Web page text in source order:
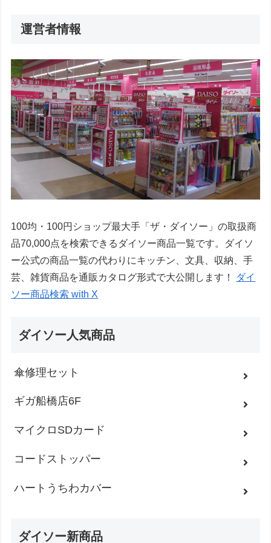
運営者情報
100均・100円ショップ最大手「ザ・ダイソー」の取扱商
品70,000点を検索できるダイソー商品一覧です。ダイソ
ー公式の商品一覧の代わりにキッチン、文具、収納、手
芸、雑貨商品を通販カタログ形式で大公開します！
ダイ
ソー商品検索 with X
ダイソー人気商品
傘修理セット
ギガ船橋店6F
マイクロSDカード
コードストッパー
ハートうちわカバー
ダイソー新商品